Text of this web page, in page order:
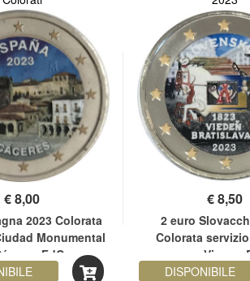
€8,00
2023 Colorata
Monumental
FdC
€8,50
2 euro
Colorata
espresso
DISPONIBILE